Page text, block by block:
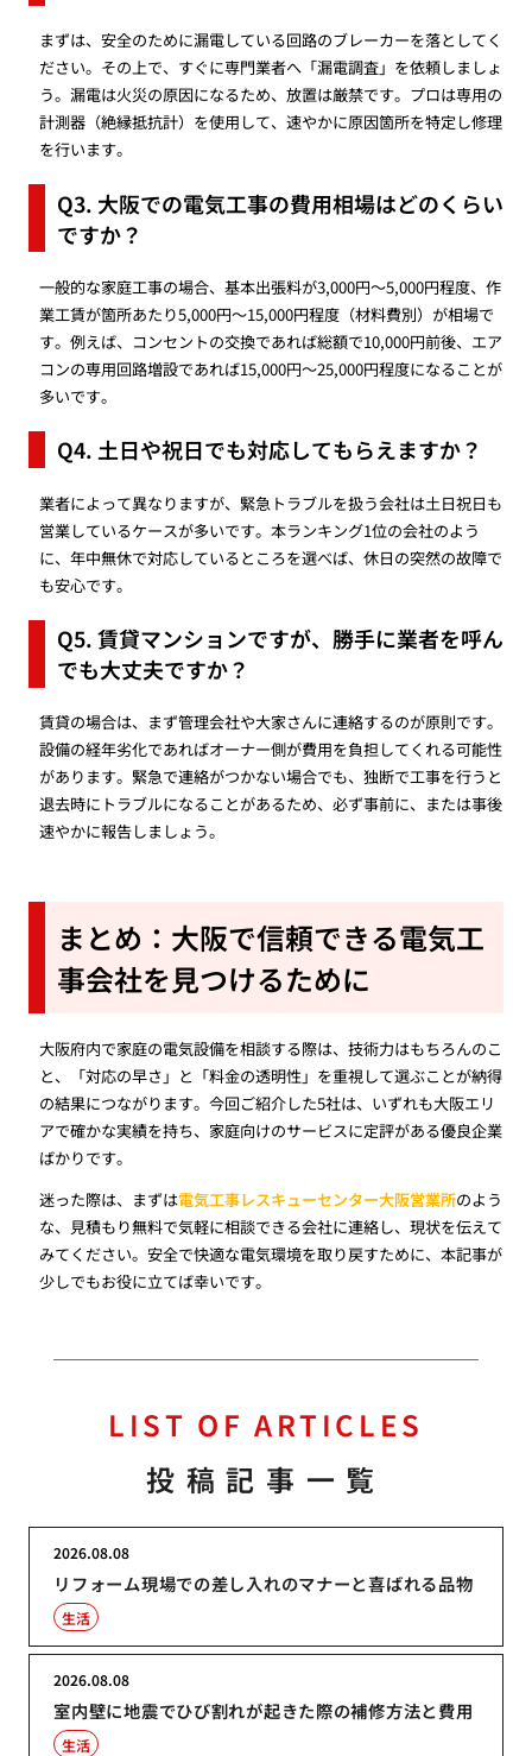
まずは、安全のために漏電している回路のブレーカーを落としてく
ださい。その上で、すぐに専門業者へ「漏電調査」を依頼しましょ
う。漏電は火災の原因になるため、放置は厳禁です。プロは専用の
計測器（絶縁抵抗計）を使用して、速やかに原因箇所を特定し修理
を行います。
Q3. 大阪での電気工事の費用相場はどのくらい
ですか？
一般的な家庭工事の場合、基本出張料が3,000円〜5,000円程度、作
業工賃が箇所あたり5,000円〜15,000円程度（材料費別）が相場で
す。例えば、コンセントの交換であれば総額で10,000円前後、エア
コンの専用回路増設であれば15,000円〜25,000円程度になることが
多いです。
Q4. 土日や祝日でも対応してもらえますか？
業者によって異なりますが、緊急トラブルを扱う会社は土日祝日も
営業しているケースが多いです。本ランキング1位の会社のよう
に、年中無休で対応しているところを選べば、休日の突然の故障で
も安心です。
Q5. 賃貸マンションですが、勝手に業者を呼ん
でも大丈夫ですか？
賃貸の場合は、まず管理会社や大家さんに連絡するのが原則です。
設備の経年劣化であればオーナー側が費用を負担してくれる可能性
があります。緊急で連絡がつかない場合でも、独断で工事を行うと
退去時にトラブルになることがあるため、必ず事前に、または事後
速やかに報告しましょう。
まとめ：大阪で信頼できる電気工
事会社を見つけるために
大阪府内で家庭の電気設備を相談する際は、技術力はもちろんのこ
と、「対応の早さ」と「料金の透明性」を重視して選ぶことが納得
の結果につながります。今回ご紹介した5社は、いずれも大阪エリ
アで確かな実績を持ち、家庭向けのサービスに定評がある優良企業
ばかりです。
迷った際は、まずは電気工事レスキューセンター大阪営業所のよう
な、見積もり無料で気軽に相談できる会社に連絡し、現状を伝えて
みてください。安全で快適な電気環境を取り戻すために、本記事が
少しでもお役に立てば幸いです。
LIST OF ARTICLES
投稿記事一覧
リフォーム現場での差し入れのマナーと喜ばれる品物
2026.08.08
生活
室内壁に地震でひび割れが起きた際の補修方法と費用
2026.08.08
生活